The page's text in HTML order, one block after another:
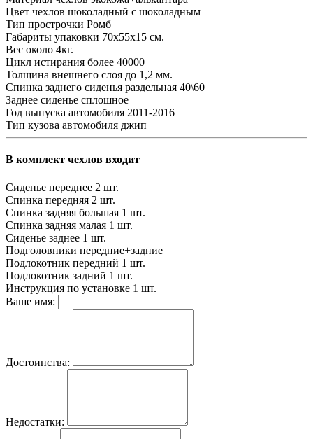
Цвет чехлов шоколадный с шоколадным
Тип прострочки Ромб
Габариты упаковки 70х55х15 см.
Вес около 4кг.
Цикл истирания более 40000
Толщина внешнего слоя до 1,2 мм.
Спинка заднего сиденья раздельная 40\60
Заднее сиденье сплошное
Год выпуска автомобиля 2011-2016
Тип кузова автомобиля джип
В комплект чехлов входит
Сиденье переднее 2 шт.
Спинка передняя 2 шт.
Спинка задняя большая 1 шт.
Спинка задняя малая 1 шт.
Сиденье заднее 1 шт.
Подголовники передние+задние
Подлокотник передний 1 шт.
Подлокотник задний 1 шт.
Инструкция по установке 1 шт.
Ваше имя:
Достоинства:
Недостатки: